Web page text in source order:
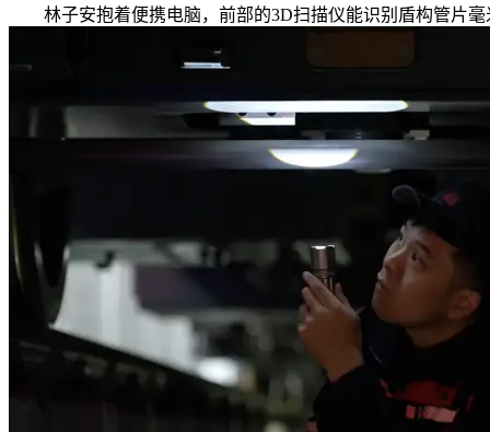
林子安抱着便携电脑，前部的3D扫描仪能识别盾构管片毫